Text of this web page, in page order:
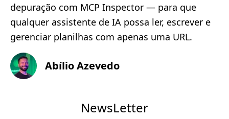
depuração com MCP Inspector — para que
qualquer assistente de IA possa ler, escrever e
gerenciar planilhas com apenas uma URL.
Abílio Azevedo
NewsLetter